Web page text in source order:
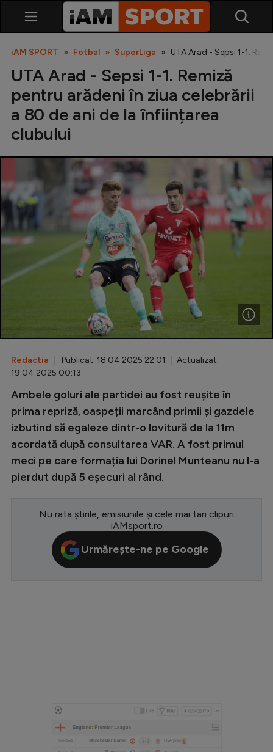
SuperLiga
Liga 2
Cupa României
Echipa Națională
U21
Fotbal feminin
Special
Diverse
Inedit
Clasamente
Champions League
Europa League
Conference League
Premier League
LaLiga
Clasamente
iAM SPORT Fotbal SuperLiga UTA Arad - Sepsi 1-1.
UTA Arad - Sepsi 1-1. Remiză
pentru arădeni în ziua celebrării
a 80 de ani de la înființarea
clubului
Redactia | Publicat: 18.04.2025 22:01 | Actualizat:
19.04.2025 00:13
Ambele goluri ale partidei au fost reușite în
prima repriză, oaspeții marcând primii și gazdele
izbutind să egaleze dintr-o lovitură de la 11m
acordată după consultarea VAR. A fost primul
meci pe care formația lui Dorinel Munteanu nu l-a
pierdut după 5 eșecuri al rând.
Nu rata știrile, emisiunile și cele mai tari clipuri
iAMsport.ro
Urmărește-ne pe Google